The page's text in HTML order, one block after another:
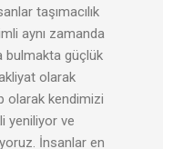
taşımacılık
aynı zamanda
bulmakta güçlük
olarak
olarak kendimizi
yeniliyor ve
İnsanlar en